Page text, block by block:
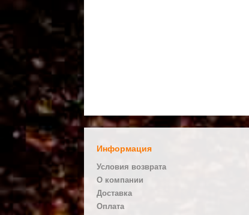
Информация
Условия возврата
О компании
Доставка
Оплата